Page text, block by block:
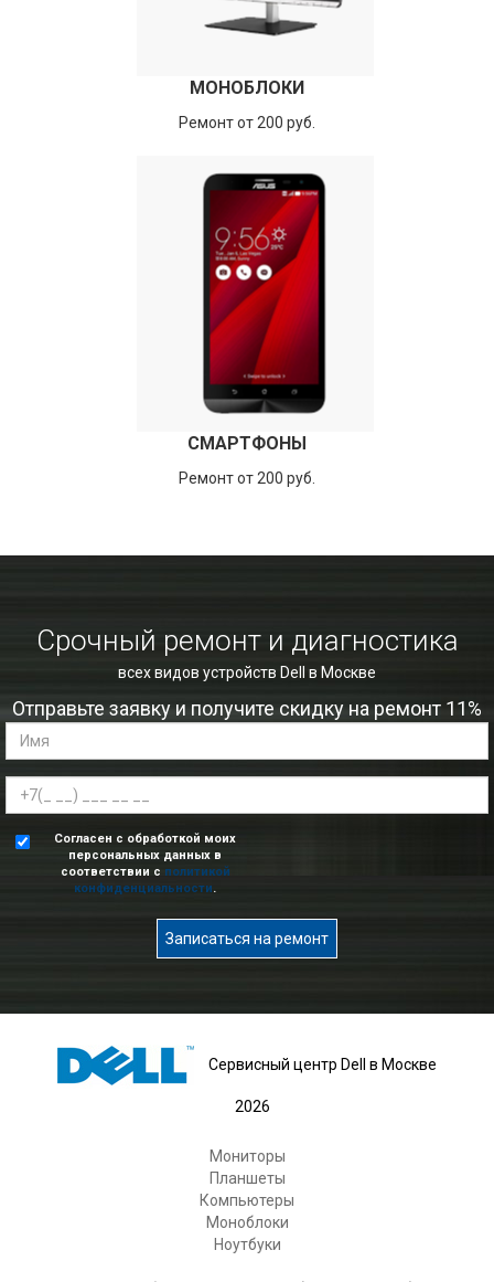
МОНОБЛОКИ
Ремонт от 200 руб.
СМАРТФОНЫ
Ремонт от 200 руб.
Срочный ремонт и диагностика
всех видов устройств Dell в Москве
Отправьте заявку и получите скидку на ремонт 11%
Согласен с обработкой моих
персональных данных в
соответствии с политикой
конфиденциальности.
Записаться на ремонт
Сервисный центр Dell в Москве
2026
Мониторы
Планшеты
Компьютеры
Моноблоки
Ноутбуки